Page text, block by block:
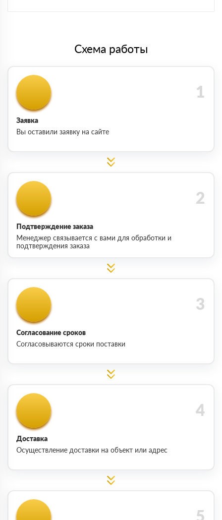
Схема работы
Заявка
Вы оставили заявку на сайте
Подтверждение заказа
Менеджер связывается с вами для обработки и
подтверждения заказа
Согласование сроков
Согласовываются сроки поставки
Доставка
Осуществление доставки на объект или адрес